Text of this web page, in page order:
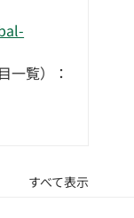
一覧）：
すべて表示